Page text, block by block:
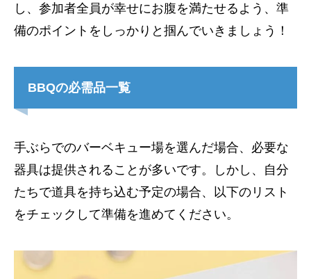
し、参加者全員が幸せにお腹を満たせるよう、準
備のポイントをしっかりと掴んでいきましょう！
BBQの必需品一覧
手ぶらでのバーベキュー場を選んだ場合、必要な
器具は提供されることが多いです。しかし、自分
たちで道具を持ち込む予定の場合、以下のリスト
をチェックして準備を進めてください。